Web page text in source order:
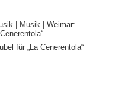
Musik
Weimar: